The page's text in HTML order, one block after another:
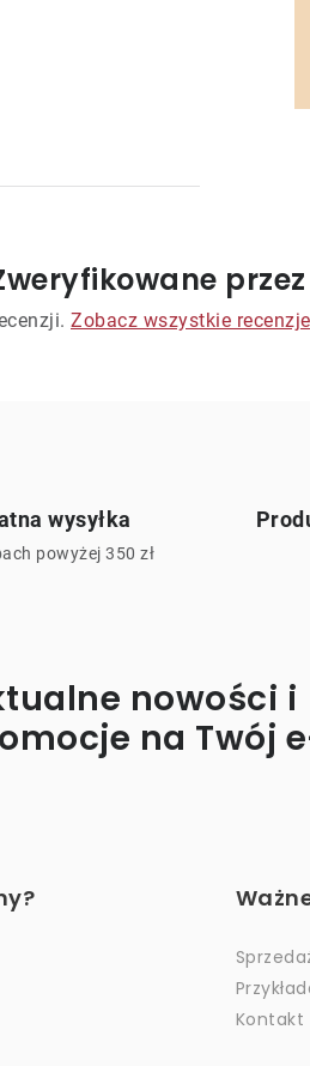
t
i
t
y
Zobacz wszystkie recenzje
wysyłka
powyżej 350 zł
nowości i
na Twój
Kontakt